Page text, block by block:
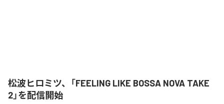
松波ヒロミツ、「FEELING LIKE BOSSA NOVA TAKE
2」を配信開始